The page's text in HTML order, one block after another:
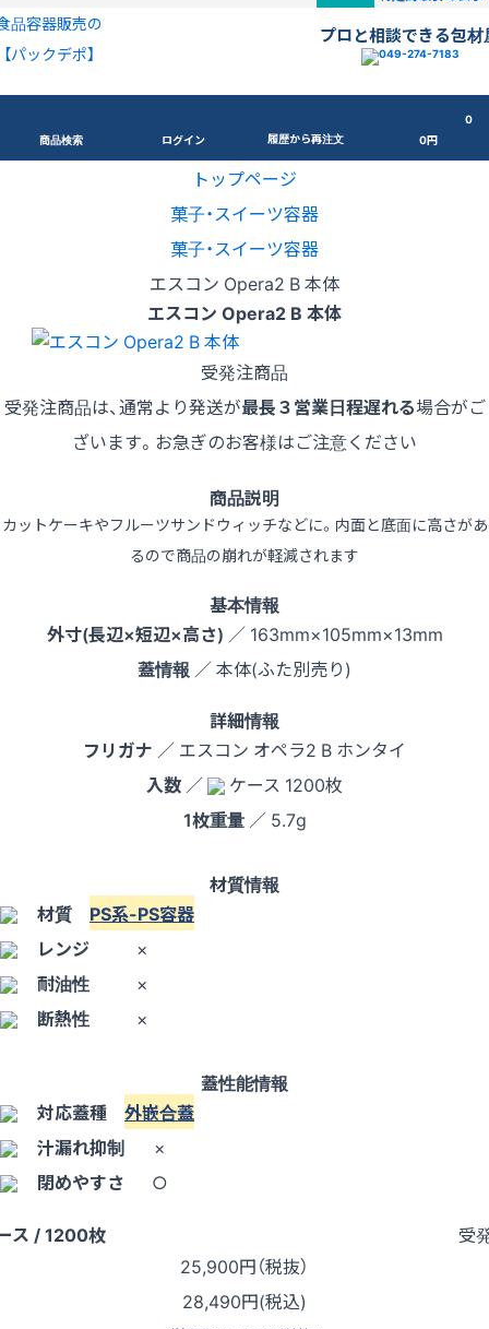
品容器販売の
【パックデポ】
プロと相談できる包材
商品検索 ログイン 履歴から再注文
0
0円
トップページ
菓子・スイーツ容器
菓子・スイーツ容器
エスコン Opera2 B 本体
エスコン Opera2 B 本体
受発注商品
受発注商品は、通常より発送が最長３営業日程遅れる場合がご
ざいます。お急ぎのお客様はご注意ください
商品説明
カットケーキやフルーツサンドウィッチなどに。内面と底面に高さがあ
るので商品の崩れが軽減されます
基本情報
外寸(長辺×短辺×高さ) ／ 163mm×105mm×13mm
蓋情報 ／ 本体(ふた別売り)
詳細情報
フリガナ ／ エスコン オペラ2 B ホンタイ
入数 ／
ケース 1200枚
1枚重量／ 5.7g
材質情報
材質 PS系-PS容器
レンジ
×
耐油性
×
断熱性
×
蓋性能情報
対応蓋種 外嵌合蓋
汁漏れ抑制
×
閉めやすさ
○
ス / 1200枚
受
25,900円（税抜）
28,490円(税込)